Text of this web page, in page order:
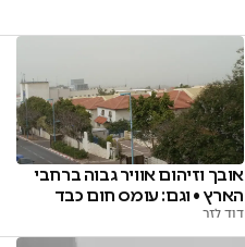
אובך וזיהום אוויר גבוה ברחבי
הארץ • וגם: עומס חום כבד
דוד לזר